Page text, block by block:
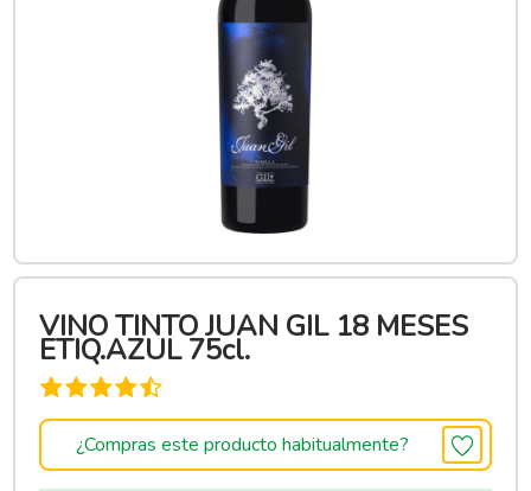
VINO TINTO JUAN GIL 18 MESES
ETIQ.AZUL 75cl.
¿Compras este producto habitualmente?